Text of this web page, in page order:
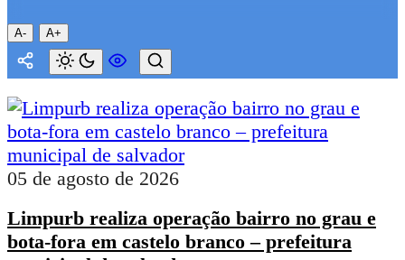
A- A+
05 de agosto de 2026
Limpurb realiza operação bairro no grau e
bota-fora em castelo branco – prefeitura